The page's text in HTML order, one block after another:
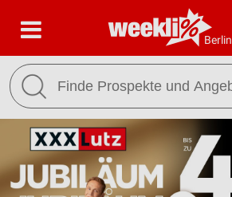
Berlin